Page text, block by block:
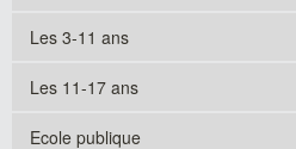
Les 3-11 ans
Les 11-17 ans
Ecole publique